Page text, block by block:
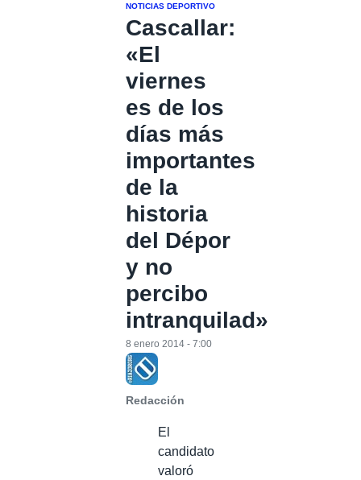
NOTICIAS DEPORTIVO
Cascallar:
«El
viernes
es de los
días más
importantes
de la
historia
del Dépor
y no
percibo
intranquilad»
Redacción
8 enero 2014 - 7:00
El
candidato
valoró